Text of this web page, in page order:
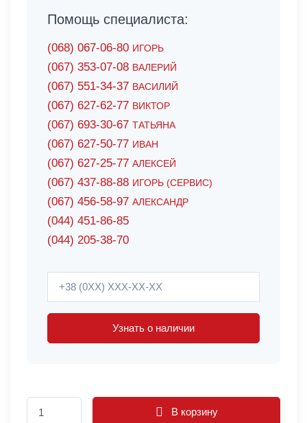
Помощь специалиста:
(068) 067-06-80 ИГОРЬ
(067) 353-07-08 ВАЛЕРИЙ
(067) 551-34-37 ВАСИЛИЙ
(067) 627-62-77 ВИКТОР
(067) 693-30-67 ТАТЬЯНА
(067) 627-50-77 ИВАН
(067) 627-25-77 АЛЕКСЕЙ
(067) 437-88-88 ИГОРЬ (СЕРВИС)
(067) 456-58-97 АЛЕКСАНДР
(044) 451-86-85
(044) 205-38-70
Узнать о наличии
В корзину